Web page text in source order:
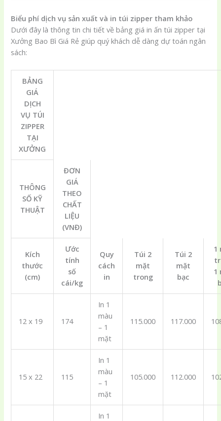
Biểu phí dịch vụ sản xuất và in túi zipper tham khảo
Dưới đây là thông tin chi tiết về bảng giá in ấn túi zipper tại
Xưởng Bao Bì Giá Rẻ giúp quý khách dễ dàng dự toán ngân
sách:
BẢNG
GIÁ
DỊCH
VỤ TÚI
ZIPPER
TẠI
XƯỞNG
THÔNG
SỐ KỸ
THUẬT
ĐƠN
GIÁ
THEO
CHẤT
LIỆU
(VNĐ)
Kích
thước
(cm)
Ước
tính
số
cái/kg
Quy
cách
in
Túi 2
mặt
trong
Túi 2
mặt
bạc
1
1
12 x 19 174
In 1
màu
– 1
mặt
115.000 117.000
15 x 22 115
In 1
màu
– 1
mặt
105.000 112.000
In 1